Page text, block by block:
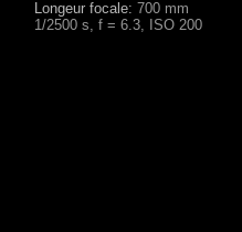
Longeur focale: 700 mm
1/2500 s, f = 6.3, ISO 200